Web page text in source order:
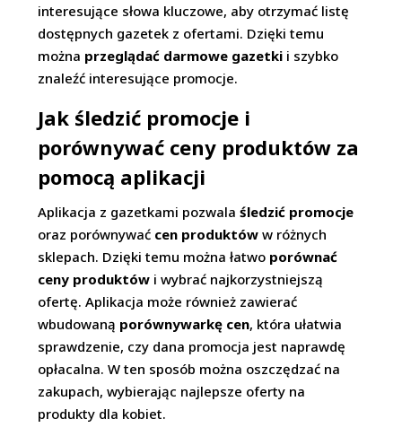
interesujące słowa kluczowe, aby otrzymać listę
dostępnych gazetek z ofertami. Dzięki temu
można przeglądać darmowe gazetki i szybko
znaleźć interesujące promocje.
Jak śledzić promocje i
porównywać ceny produktów za
pomocą aplikacji
Aplikacja z gazetkami pozwalaśledzić promocje
oraz porównywać cen produktów w różnych
sklepach. Dzięki temu można łatwo porównać
ceny produktów i wybrać najkorzystniejszą
ofertę. Aplikacja może również zawierać
wbudowaną porównywarkę cen, która ułatwia
sprawdzenie, czy dana promocja jest naprawdę
opłacalna. W ten sposób można oszczędzać na
zakupach, wybierając najlepsze oferty na
produkty dla kobiet.